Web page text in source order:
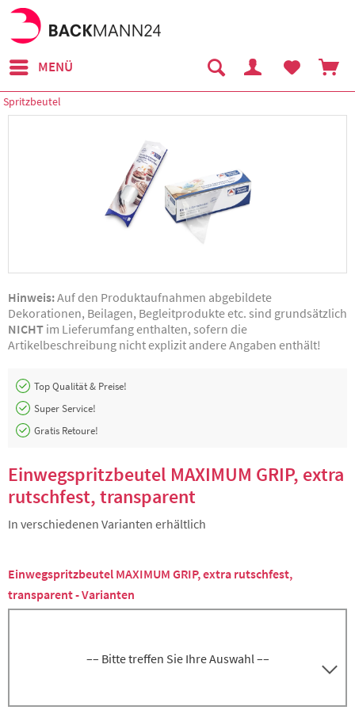
MENÜ
Spritzbeutel
Hinweis:Auf den Produktaufnahmen abgebildete
Dekorationen, Beilagen, Begleitprodukte etc. sind grundsätzlich
NICHT im Lieferumfang enthalten, sofern die
Artikelbeschreibung nicht explizit andere Angaben enthält!
Top Qualität & Preise!
Super Service!
Gratis Retoure!
Einwegspritzbeutel MAXIMUM GRIP, extra
rutschfest, transparent
In verschiedenen Varianten erhältlich
Einwegspritzbeutel MAXIMUM GRIP, extra rutschfest,
transparent - Varianten
–– Bitte treffen Sie Ihre Auswahl ––